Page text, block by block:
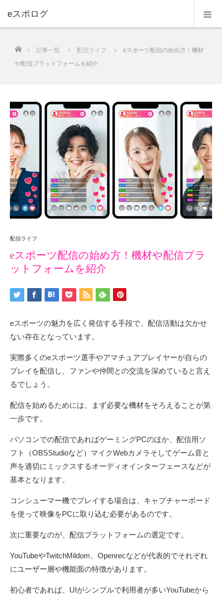
eスポログ
ホーム
記事一覧 配信ライフ
eスポーツ配信の始め方！機材
や配信プラットフォームを紹介
配信ライフ
eスポーツ配信の始め方！機材や配信プラ
ットフォームを紹介
eスポーツの魅力を広く発信する手段で、配信活動は欠かせ
ない存在となっています。
実際多くのeスポーツ選手やアマチュアプレイヤーが自らの
プレイを配信し、ファンや仲間との交流を深めていると言え
るでしょう。
配信を始めるためには、まず必要な機材をそろえることが第
一歩です。
パソコンでの配信であればゲーミングPCのほか、配信用ソ
フト（OBSStudioなど）マイクWebカメラそしてゲーム音と
声を適切にミックスするオーディオインターフェースなどが
基本となります。
コンシューマー機でプレイする場合は、キャプチャーボード
を使って映像をPCに取り込む必要があるのです。
次に重要なのが、配信プラットフォームの選定です。
YouTubeやTwitchMildom、Openrecなどが代表的でそれぞれ
にユーザー層や機能面の特徴があります。
初心者であれば、UIがシンプルで利用者が多いYouTubeから